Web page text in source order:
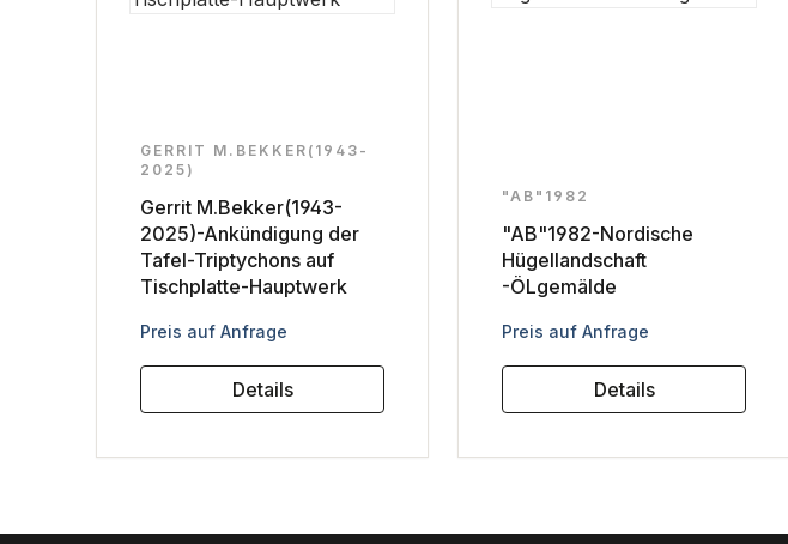
GERRIT M.BEKKER(1943-
2025)
Gerrit M.Bekker(1943-
2025)-Ankündigung der
Tafel-Triptychons auf
Tischplatte-Hauptwerk
Regulärer Preis:
Preis auf Anfrage
Details
"AB"1982
"AB"1982-Nordische
Hügellandschaft
-ÖLgemälde
Regulärer Preis:
Preis auf Anfrage
Details